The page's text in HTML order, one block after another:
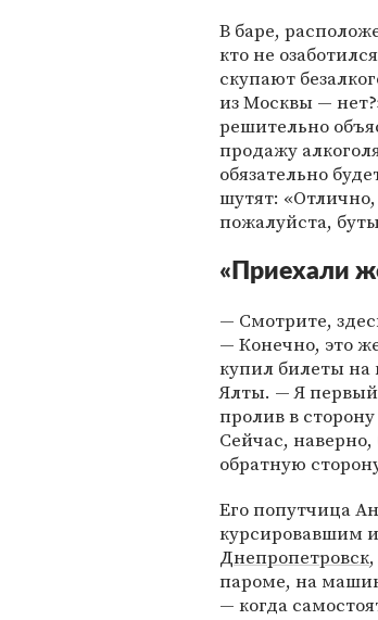
В баре,
кто не
скупают
из Москвы —
решительно
продажу
обязательно
шутят:
пожалуйста,
«Приехали
— Смотрите,
— Конечно, это
купил билеты на
Ялты. — Я первый
пролив в сторону
Сейчас,
обратную
Его попутчица
курсировавшим
Днепропетровск
пароме, на
— когда